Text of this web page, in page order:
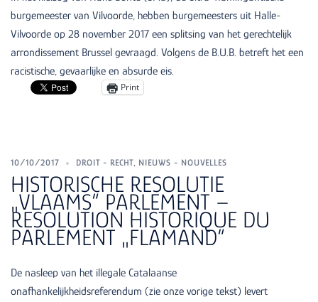
burgemeester van Vilvoorde, hebben burgemeesters uit Halle-
Vilvoorde op 28 november 2017 een splitsing van het gerechtelijk
arrondissement Brussel gevraagd. Volgens de B.U.B. betreft het een
racistische, gevaarlijke en absurde eis.
Print
10/10/2017 DROIT - RECHT, NIEUWS - NOUVELLES
HISTORISCHE RESOLUTIE
„VLAAMS“ PARLEMENT –
RESOLUTION HISTORIQUE DU
PARLEMENT „FLAMAND“
De nasleep van het illegale Catalaanse
onafhankelijkheidsreferendum (zie onze vorige tekst) levert